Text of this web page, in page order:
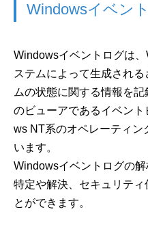
Windowsイベン
Windowsイベントログは
ステムによって生成され
ムの状態に関する情報を
のビューアであるイベン
ws NT系のオペレーティン
います。
Windowsイベントログの
特定や解決、セキュリテ
とができます。